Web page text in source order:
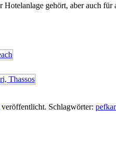
gehört, aber auch für
veröffentlicht. Schlagwörter: